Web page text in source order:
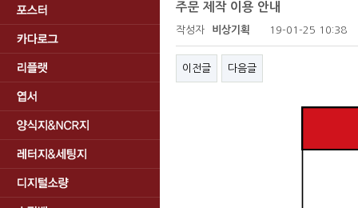
주문 제작 이용 안내
작성자 비상기획 19-01-25 10:38
이전글 다음글